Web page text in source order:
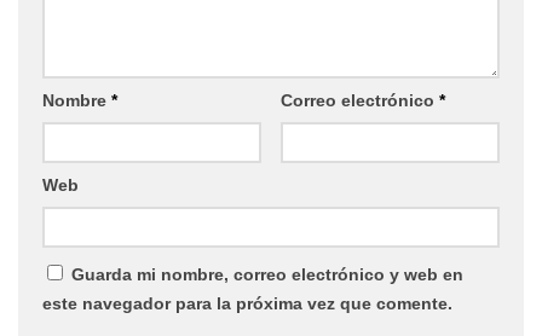
Nombre * Correo electrónico *
Web
Guarda mi nombre, correo electrónico y web en
este navegador para la próxima vez que comente.